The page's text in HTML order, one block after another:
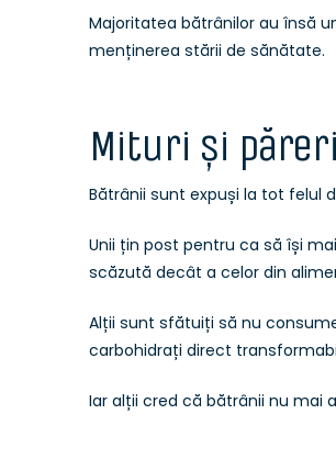
Majoritatea bătrânilor au însă
menținerea stării de sănătate.
Mituri și
Bătrânii sunt expuși la tot felul
Unii țin post pentru ca să își
scăzută decât a celor din
Alții sunt sfătuiți să nu
carbohidrați direct
Iar alții cred că bătrânii nu mai